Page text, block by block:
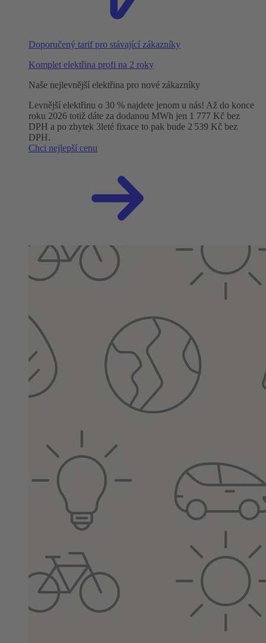
Doporučený tarif pro stávající zákazníky
Komplet elektřina profi na 2 roky
Naše nejlevnější elektřina pro nové zákazníky
Levnější elektřinu o 30 % najdete jenom u nás! Až do konce
roku 2026 totiž dáte za dodanou MWh jen 1 777 Kč bez
DPH a po zbytek 3leté fixace to pak bude 2 539 Kč bez
DPH.
Chci nejlepší cenu